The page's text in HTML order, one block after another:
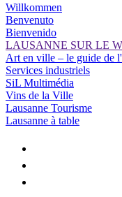
Willkommen
Benvenuto
Bienvenido
LAUSANNE SUR LE
Art en ville – le guide de
Services industriels
SiL Multimédia
Vins de la Ville
Lausanne Tourisme
Lausanne à table